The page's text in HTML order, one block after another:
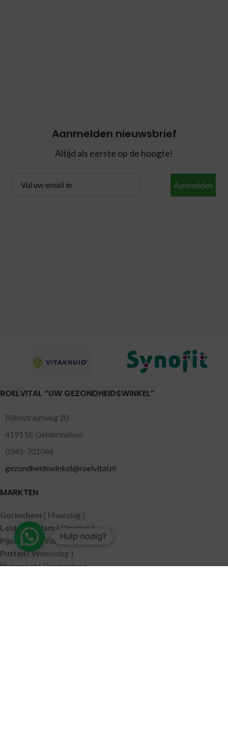
Aanmelden nieuwsbrief
Altijd als eerste op de hoogte!
Aanmelden
ROELVITAL “UW GEZONDHEIDSWINKEL”
Rijksstraatweg 20
4191 SE Geldermalsen
0345-701046
gezondheidswinkel@roelvital.nl
MARKTEN
Gorinchem ( Maandag )
Leidschendam ( Dinsdag )
Pijnacker( Woensdag )
Putten( Woensdag )
Nunspeet( Donderdag )
Hulp nodig?